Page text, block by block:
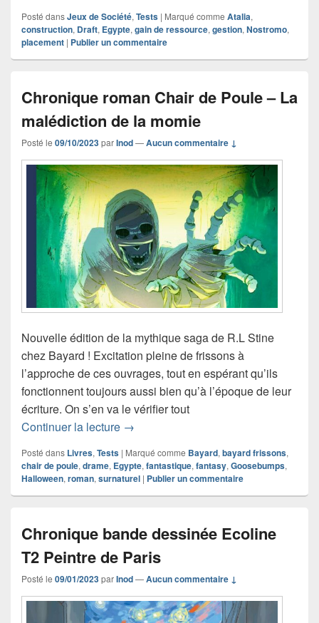
Posté dansJeux de Société, Tests | Marqué comme Atalia,
construction, Draft, Egypte, gain de ressource, gestion, Nostromo,
placement | Publier un commentaire
Chronique roman Chair de Poule – La
malédiction de la momie
Posté le 09/10/2023parInod—Aucun commentaire ↓
Nouvelle édition de la mythique saga de R.L Stine
chez Bayard ! Excitation pleine de frissons à
l’approche de ces ouvrages, tout en espérant qu’ils
fonctionnent toujours aussi bien qu’à l’époque de leur
écriture. On s’en va le vérifier tout
Continuer la lecture Chronique roman Chair de Poule –
→
Posté dans Livres, Tests | Marqué comme Bayard, bayard frissons,
chair de poule, drame, Egypte, fantastique, fantasy, Goosebumps,
Halloween, roman, surnaturel | Publier un commentaire
Chronique bande dessinée Ecoline
T2 Peintre de Paris
Posté le 09/01/2023parInod—Aucun commentaire ↓